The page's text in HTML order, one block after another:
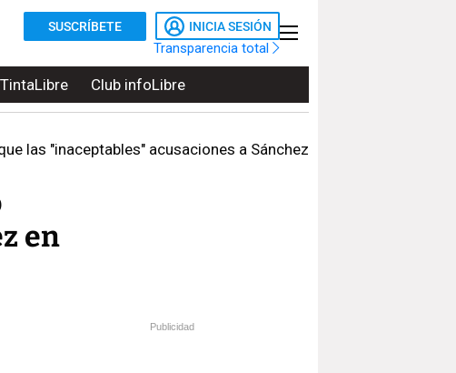
SUSCRÍBETE INICIA SESIÓN
Transparencia total
TintaLibre Club infoLibre
las "inaceptables" acusaciones a Sánchez
en
Publicidad